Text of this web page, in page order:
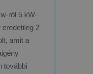
ról 5 kW-
eredetileg 2
amit a
további